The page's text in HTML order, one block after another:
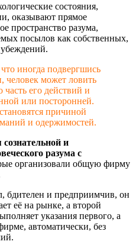
состояния,
оказывают прямое
пространство разума,
посылов как собственных,
иногда подвергшись
человек может ловить
часть его действий и
или посторонней.
причиной
и одержимостей.
и
разума с
организовали общую фирму
бдителен и предприимчив, он
её на рынке, а второй
указания первого, а
автоматически, без